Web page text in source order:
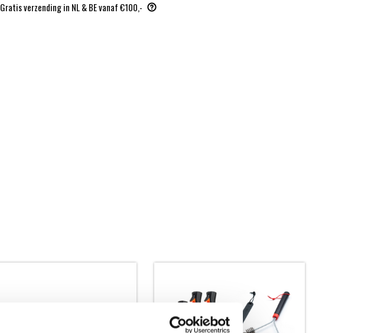
Gratis verzending in NL & BE vanaf €100,-